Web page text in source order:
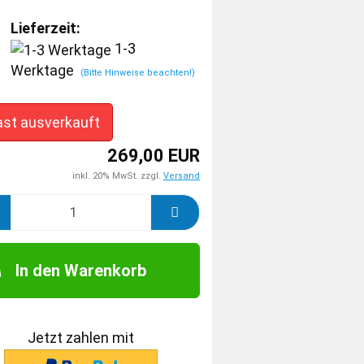
Lieferzeit:
1-3
Werktage
(Bitte Hinweise beachten!)
ausverkauft
269,00 EUR
inkl. 20% MwSt. zzgl. Versand
In den Warenkorb
Jetzt zahlen mit